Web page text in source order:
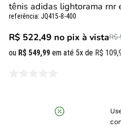
tênis adidas lightorama rnr
referência: JQ415-8-400
R$ 522,49 no pix à vistaR$
ou R$ 549,99 em até 5x de R$ 109,